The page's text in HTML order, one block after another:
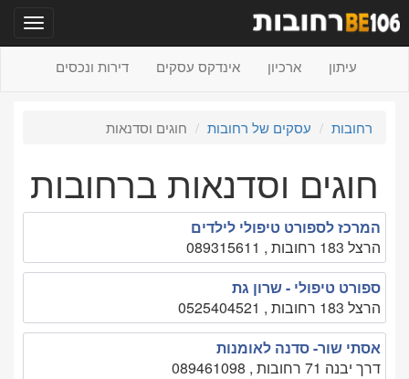
עיתון ארכיון אינדקס עסקים דירות ונכסים
רחובות עסקים של רחובות חוגים וסדנאות
חוגים וסדנאות ברחובות
המרכז לספורט טיפולי לילדים
הרצל 183 רחובות , 089315611
ספורט טיפולי - שרון גת
הרצל 183 רחובות , 0525404521
אסתי שור- סדנה לאומנות
דרך יבנה 71 רחובות , 089461098